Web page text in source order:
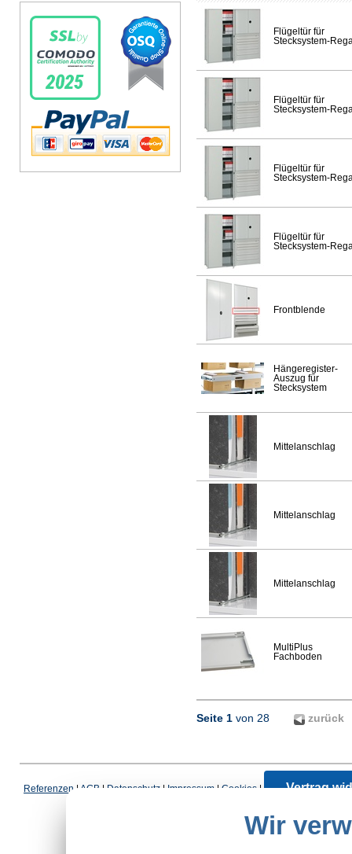
Flügeltür für
Stecksystem-
Flügeltür für
Stecksystem-
Flügeltür für
Stecksystem-
Flügeltür für
Stecksystem-
Frontblende
Hängeregister-
Auszug für
Stecksystem
Mittelanschlag
Mittelanschlag
Mittelanschlag
MultiPlus
Fachboden
Seite 1 von 28 zurück
Referenzen | AGB | Datenschutz | Impressum | Cookies | Vertrag
Wir